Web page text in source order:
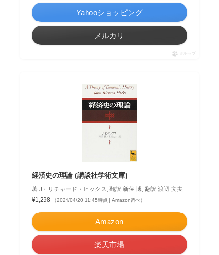
Yahooショッピング
メルカリ
ポチップ
経済史の理論 (講談社学術文庫)
著:J・リチャード・ヒックス, 翻訳:新保 博, 翻訳:渡辺 文夫
¥1,298
（2024/04/20 11:45時点 | Amazon調べ）
Amazon
楽天市場